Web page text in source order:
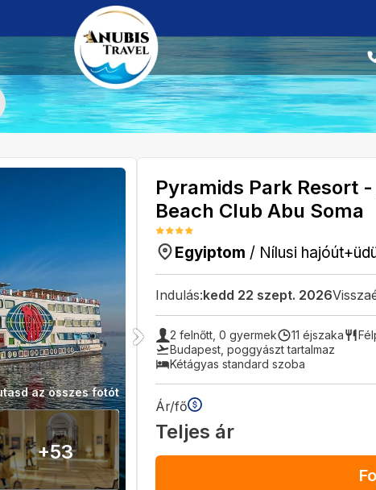
az összes fotót
+53
Pyramids Park Resort
Beach Club Abu Soma
Egyiptom / Nílusi
Indulás:kedd 22 szept. 2026
2 felnőtt,0 gyermek 11 éjszaka
Budapest poggyászt tartalmaz
Kétágyas standard szoba
Ár/fő
Teljes ár